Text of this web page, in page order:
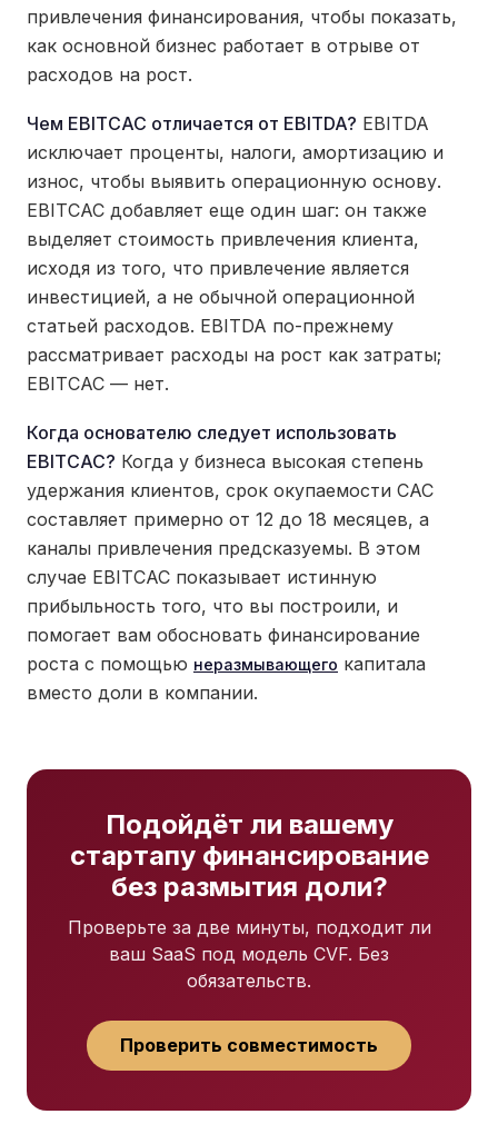
привлечения финансирования, чтобы показать,
как основной бизнес работает в отрыве от
расходов на рост.
Чем EBITCAC отличается от EBITDA? EBITDA
исключает проценты, налоги, амортизацию и
износ, чтобы выявить операционную основу.
EBITCAC добавляет еще один шаг: он также
выделяет стоимость привлечения клиента,
исходя из того, что привлечение является
инвестицией, а не обычной операционной
статьей расходов. EBITDA по-прежнему
рассматривает расходы на рост как затраты;
EBITCAC — нет.
Когда основателю следует использовать
EBITCAC? Когда у бизнеса высокая степень
удержания клиентов, срок окупаемости CAC
составляет примерно от 12 до 18 месяцев, а
каналы привлечения предсказуемы. В этом
случае EBITCAC показывает истинную
прибыльность того, что вы построили, и
помогает вам обосновать финансирование
роста с помощью неразмывающего капитала
вместо доли в компании.
Подойдёт ли вашему
стартапу финансирование
без размытия доли?
Проверьте за две минуты, подходит ли
ваш SaaS под модель CVF. Без
обязательств.
Проверить совместимость